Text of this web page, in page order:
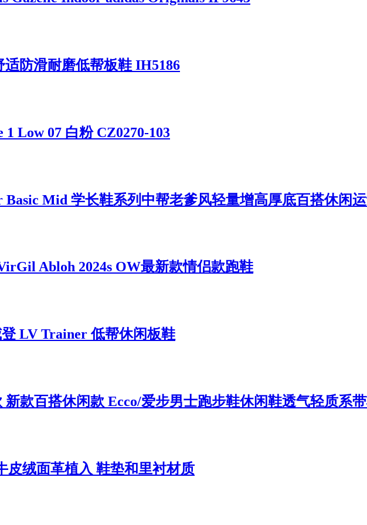
防滑耐磨低帮板鞋 IH5186
Low 07 白粉 CZ0270-103
Mid 学长鞋系列中帮老爹风轻量增高厚底百搭休闲
Abloh 2024s OW最新款情侣款跑鞋
LV Trainer 低帮休闲板鞋
款百搭休闲款 Ecco/爱步男士跑步鞋休闲鞋透气轻质系
皮绒面革植入 鞋垫和里衬材质